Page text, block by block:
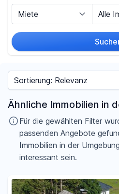
Preis
Fläche
Sortieren nach
Ähnliche Immobilien in
Für die gewählten Filter
passenden Angebote
Immobilien in der
interessant sein.